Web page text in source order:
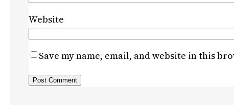
Website
Save my name, email, and website in this